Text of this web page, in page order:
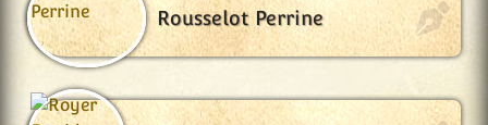
Rousselot Perrine